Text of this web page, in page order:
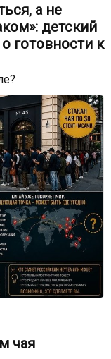
а не
детский
готовности к
чая